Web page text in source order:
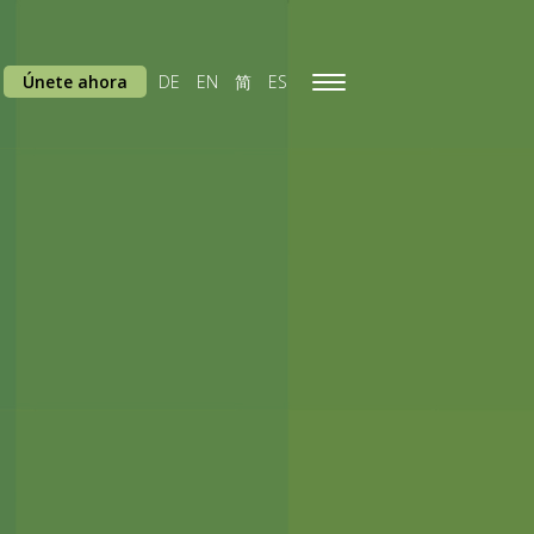
Toggle
Únete ahora DE EN 简 ES